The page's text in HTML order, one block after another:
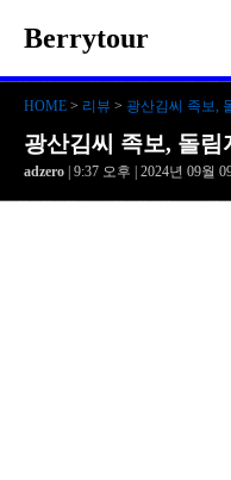
Berrytour
HOME > 리뷰 > 광산김씨 족보,
광산김씨 족보, 돌림
adzero | 9:37 오후 | 2024년 09월